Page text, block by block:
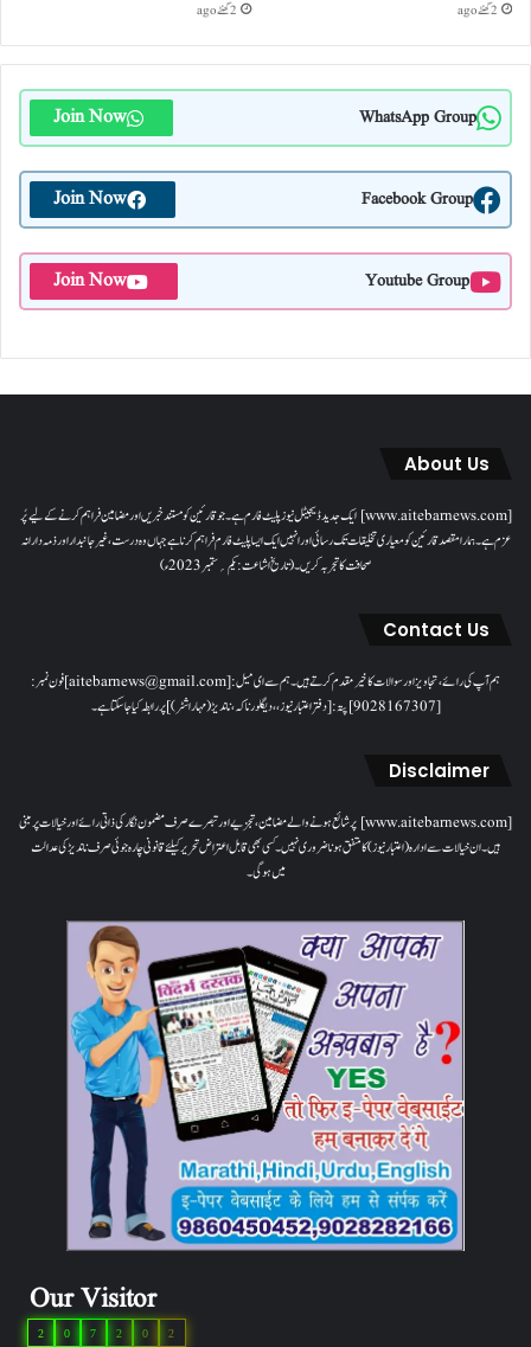
2 گھنٹے ago 2 گھنٹے ago
WhatsApp Group
Join Now
Facebook Group
Join Now
Youtube Group
Join Now
About Us
[www.aitebarnews.com] ایک جدید ڈیجیٹل نیوز پلیٹ فارم ہے۔ جو قارئین کو مستند خبریں اور مضامین فراہم کرنے کے لیے پُر
عزم ہے۔ ہمارا مقصدقارئین کو معیاری تخلیقات تک رسائی اور انہیں ایک ایسا پلیٹ فارم فراہم کرنا ہے جہاں وہ درست، غیر جانبدار اور ذمہ دارانہ
صحافت کا تجربہ کریں۔( تاریخ اشاعت : یکم؍ ستمبر 2023ء)
Contact Us
ہم آپ کی رائے، تجاویز اور سوالات کا خیرمقدم کرتے ہیں۔ ہم سےای میل: [aitebarnews@gmail.com]فون نمبر:
[9028167307]پتہ: [دفتر اعتبار نیوز، ، دیگلور ناکہ، ناندیڑ(مہاراشٹر) ] پر رابطہ کیا جاسکتا ہے۔
Disclaimer
[www.aitebarnews.com] پر شائع ہونے والے مضامین، تجزیے اور تبصرے صرف مضمون نگار کی ذاتی رائے اور خیالات پر مبنی
ہیں۔ ان خیالات سے ادارہ (اعتبار نیوز) کا متفق ہونا ضروری نہیں۔ کسی بھی قابل اعتراض تحریر کیلئے قانونی چارہ جوئی صرف ناندیڑ کی عدالت
میں ہوگی۔
Our Visitor
2
0
2
7
0
2